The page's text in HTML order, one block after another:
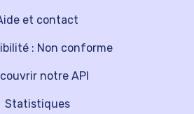
notre API
et contact
Statistiques
: Non conforme